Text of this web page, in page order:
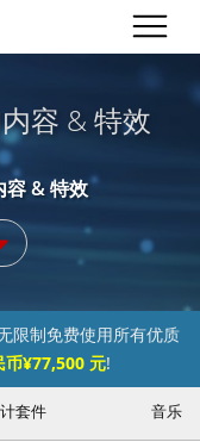
容 & 特效
容 & 特效
限制免费使用所有优质
币¥77,500 元!
套件 音乐